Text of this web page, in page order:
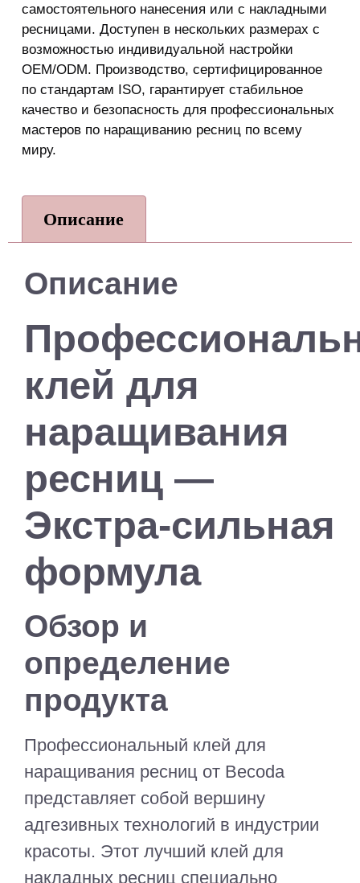
самостоятельного нанесения или с накладными
ресницами. Доступен в нескольких размерах с
возможностью индивидуальной настройки
OEM/ODM. Производство, сертифицированное
по стандартам ISO, гарантирует стабильное
качество и безопасность для профессиональных
мастеров по наращиванию ресниц по всему
миру.
Описание
Описание
клей для
наращивания
ресниц —
Экстра-сильная
формула
Обзор и
определение
продукта
Профессиональный клей для
наращивания ресниц от Becoda
представляет собой вершину
адгезивных технологий в индустрии
красоты. Этот лучший клей для
накладных ресниц специально